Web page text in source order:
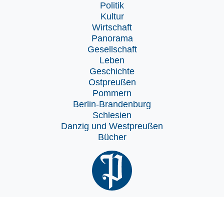
Politik
Kultur
Wirtschaft
Panorama
Gesellschaft
Leben
Geschichte
Ostpreußen
Pommern
Berlin-Brandenburg
Schlesien
Danzig und Westpreußen
Bücher